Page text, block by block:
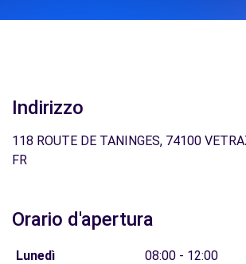
Indirizzo
118 ROUTE DE TANINGES, 74100
FR
Orario d'apertura
Lunedì
08:00 - 12:00